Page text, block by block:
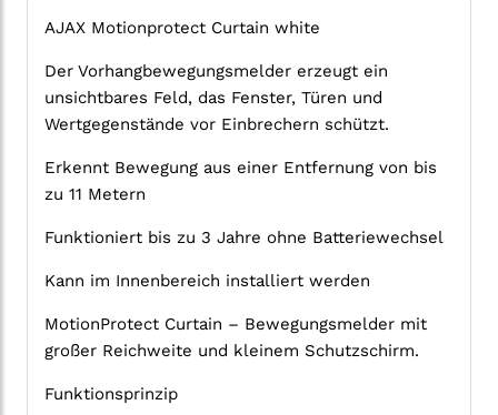
AJAX Motionprotect Curtain white
Der Vorhangbewegungsmelder erzeugt ein
unsichtbares Feld, das Fenster, Türen und
Wertgegenstände vor Einbrechern schützt.
Erkennt Bewegung aus einer Entfernung von bis
zu 11 Metern
Funktioniert bis zu 3 Jahre ohne Batteriewechsel
Kann im Innenbereich installiert werden
MotionProtect Curtain – Bewegungsmelder mit
großer Reichweite und kleinem Schutzschirm.
Funktionsprinzip